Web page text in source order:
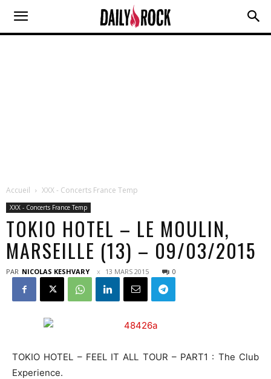
Accueil XXX - Concerts France Temp
XXX - Concerts France Temp
TOKIO HOTEL – LE MOULIN,
MARSEILLE (13) – 09/03/2015
PAR NICOLAS KESHVARY 13 MARS 2015 0
TOKIO HOTEL – FEEL IT ALL TOUR – PART1 : The Club
Experience.